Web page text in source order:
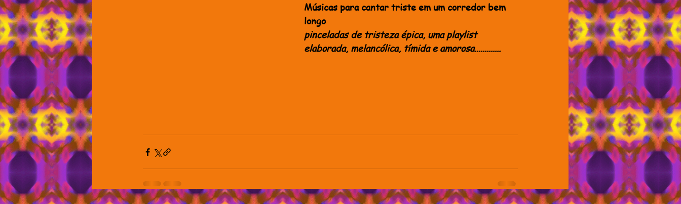
Músicas para cantar triste em um corredor bem
longo
pinceladas de tristeza épica, uma playlist
elaborada, melancólica, tímida e amorosa.............